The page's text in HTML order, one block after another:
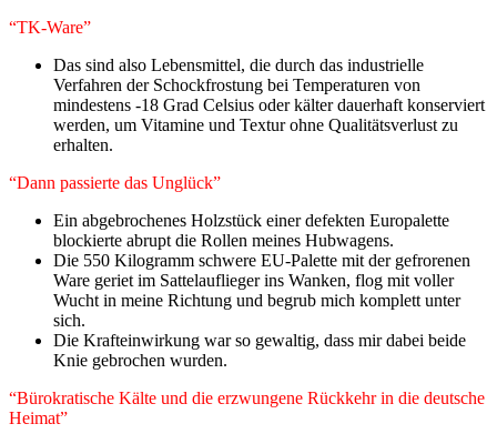
“TK-Ware”
Das sind also Lebensmittel, die durch das industrielle
Verfahren der Schockfrostung bei Temperaturen von
mindestens -18 Grad Celsius oder kälter dauerhaft konserviert
werden, um Vitamine und Textur ohne Qualitätsverlust zu
erhalten.
“Dann passierte das Unglück”
Ein abgebrochenes Holzstück einer defekten Europalette
blockierte abrupt die Rollen meines Hubwagens.
Die 550 Kilogramm schwere EU-Palette mit der gefrorenen
Ware geriet im Sattelauflieger ins Wanken, flog mit voller
Wucht in meine Richtung und begrub mich komplett unter
sich.
Die Krafteinwirkung war so gewaltig, dass mir dabei beide
Knie gebrochen wurden.
“​Bürokratische Kälte und die erzwungene Rückkehr in die deutsche
Heimat”